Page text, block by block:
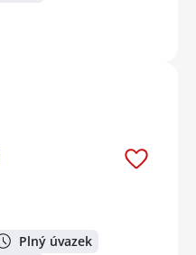
Plný úvazek